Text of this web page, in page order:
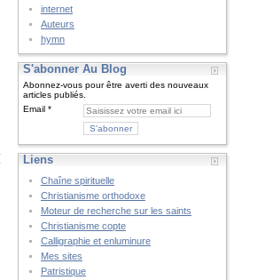
internet
Auteurs
hymn
S'abonner Au Blog
Abonnez-vous pour être averti des nouveaux
articles publiés.
Email
Liens
Chaîne spirituelle
Christianisme orthodoxe
Moteur de recherche sur les saints
Christianisme copte
Calligraphie et enluminure
Mes sites
Patristique